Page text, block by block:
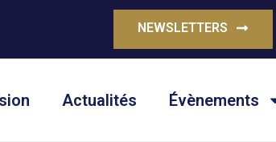
NEWSLETTERS
Actualités Évènements